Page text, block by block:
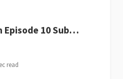
Episode 10 Sub…
read